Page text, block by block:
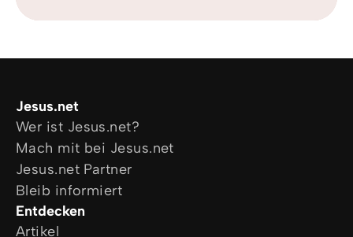
Jesus.net
Wer ist Jesus.net?
Mach mit bei Jesus.net
Jesus.net Partner
Bleib informiert
Entdecken
Artikel